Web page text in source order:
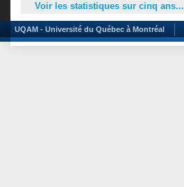
Voir les statistiques sur cinq ans...
UQAM - Université du Québec à Montréal